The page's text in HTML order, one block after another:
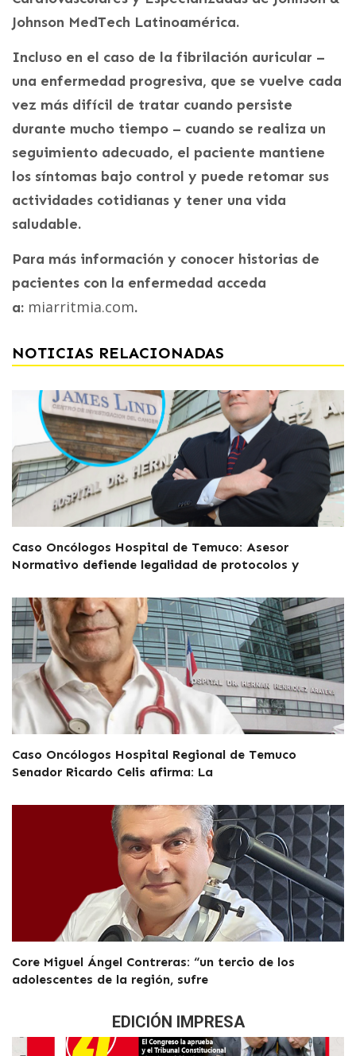
Johnson MedTech Latinoamérica.
Incluso en el caso de la fibrilación auricular –
una enfermedad progresiva, que se vuelve cada
vez más difícil de tratar cuando persiste
durante mucho tiempo – cuando se realiza un
seguimiento adecuado, el paciente mantiene
los síntomas bajo control y puede retomar sus
actividades cotidianas y tener una vida
saludable.
Para más información y conocer historias de
pacientes con la enfermedad acceda
a: miarritmia.com.
NOTICIAS RELACIONADAS
Caso Oncólogos Hospital de Temuco: Asesor
Normativo defiende legalidad de protocolos y
Caso Oncólogos Hospital Regional de Temuco
Senador Ricardo Celis afirma: La
Core Miguel Ángel Contreras: “un tercio de los
adolescentes de la región, sufre
EDICIÓN IMPRESA